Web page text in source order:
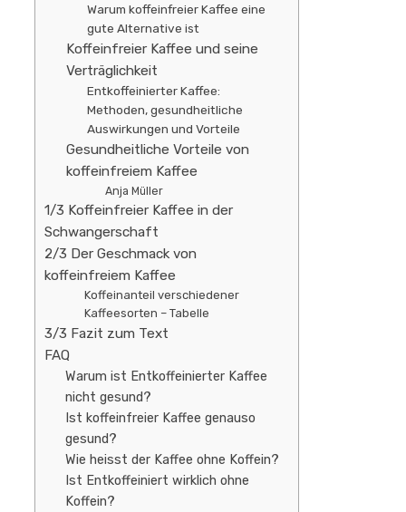
Warum koffeinfreier Kaffee eine
gute Alternative ist
Koffeinfreier Kaffee und seine
Verträglichkeit
Entkoffeinierter Kaffee:
Methoden, gesundheitliche
Auswirkungen und Vorteile
Gesundheitliche Vorteile von
koffeinfreiem Kaffee
Anja Müller
1/3 Koffeinfreier Kaffee in der
Schwangerschaft
2/3 Der Geschmack von
koffeinfreiem Kaffee
Koffeinanteil verschiedener
Kaffeesorten – Tabelle
3/3 Fazit zum Text
FAQ
Warum ist Entkoffeinierter Kaffee
nicht gesund?
Ist koffeinfreier Kaffee genauso
gesund?
Wie heisst der Kaffee ohne Koffein?
Ist Entkoffeiniert wirklich ohne
Koffein?